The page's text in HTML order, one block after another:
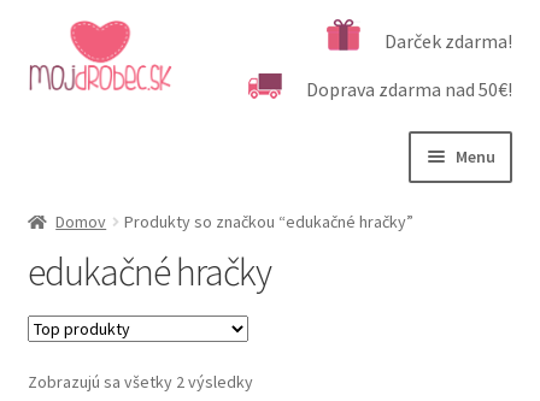
Preskočiť
na
navigáciu
Preskočiť
na
obsah
Darček zdarma!
Doprava zdarma nad 50€!
Menu
Podľa veku
Kategórie produktov
Dôležité informácie
Domov Produkty so značkou “edukačné hračky”
edukačné hračky
Zobrazujú sa všetky 2 výsledky